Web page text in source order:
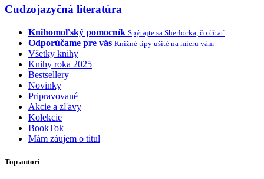
Cudzojazyčná literatúra
Knihomoľský pomocník Spýtajte sa Sherlocka, čo čítať
Odporúčame pre vás Knižné tipy ušité na mieru vám
Všetky knihy
Knihy roka 2025
Bestsellery
Novinky
Pripravované
Akcie a zľavy
Kolekcie
BookTok
Mám záujem o titul
Top autori